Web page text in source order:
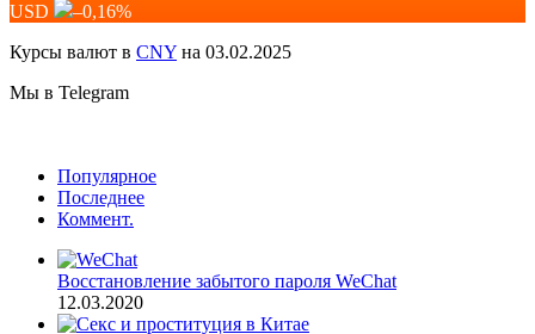
USD
–0,16%
Курсы валют в CNY на 03.02.2025
Мы в Telegram
Популярное
Последнее
Коммент.
Восстановление забытого пароля WeChat
12.03.2020